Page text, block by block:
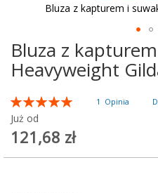
Bluza z
Heavyweight
Ocena:
100
% of 100
1 Opinia
Już od
121,68 zł
Bluza z kapturem i
Przejdź
na
początek